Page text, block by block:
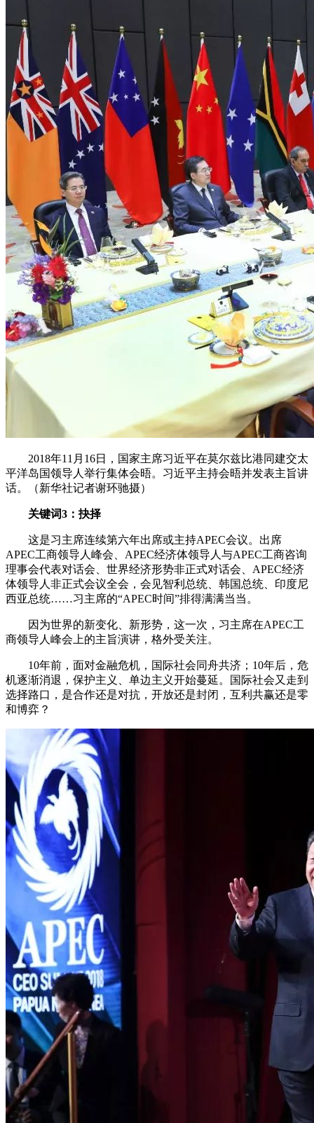
2018年11月16日，国家主席习近平在莫尔兹比港同建交太
平洋岛国领导人举行集体会晤。习近平主持会晤并发表主旨讲
话。（新华社记者谢环驰摄）
关键词3：抉择
这是习主席连续第六年出席或主持APEC会议。出席
APEC工商领导人峰会、APEC经济体领导人与APEC工商咨询
理事会代表对话会、世界经济形势非正式对话会、APEC经济
体领导人非正式会议全会，会见智利总统、韩国总统、印度尼
西亚总统……习主席的“APEC时间”排得满满当当。
因为世界的新变化、新形势，这一次，习主席在APEC工
商领导人峰会上的主旨演讲，格外受关注。
10年前，面对金融危机，国际社会同舟共济；10年后，危
机逐渐消退，保护主义、单边主义开始蔓延。国际社会又走到
选择路口，是合作还是对抗，开放还是封闭，互利共赢还是零
和博弈？